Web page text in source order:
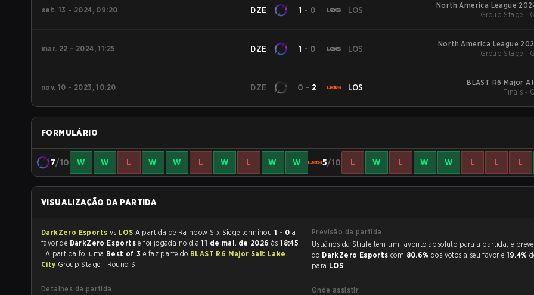
set. 13 - 2024, 09:20 DZE 1 - 0 LOS
North America League
Group Stage -
mar. 22 - 2024, 11:25 DZE 1 - 0 LOS
North America League
Group Stage -
nov. 10 - 2023, 10:20 DZE 0 - 2 LOS
BLAST R6 Major
Finals -
FORMULÁRIO
7/10 W W L W W L W L W W 5/10 L W L W W L L L
VISUALIZAÇÃO DA PARTIDA
DarkZero Esports vs LOS A partida de Rainbow Six Siege terminou 1 - 0
favor de DarkZero Esports e foi jogada no dia11 de mai. de 2026 às18:45
. A partida foi uma Best of 3 e faz parte do BLAST R6 Major Salt Lake
City Group Stage - Round 3.
Detalhes da partida
Previsão da partida
Usuários da Strafe tem um favorito absoluto para a partida, e preveem a vitória
do DarkZero Esports com 80.6% dos votos a seu favor e 19.4%
para LOS .
Onde assistir